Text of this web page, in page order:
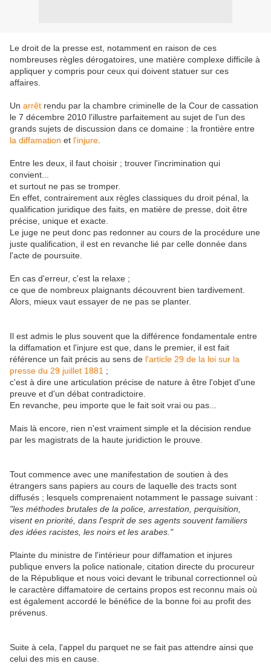
Le droit de la presse est, notamment en raison de ces
nombreuses règles dérogatoires, une matière complexe difficile à
appliquer y compris pour ceux qui doivent statuer sur ces
affaires.
Un arrêt rendu par la chambre criminelle de la Cour de cassation
le 7 décembre 2010 l'illustre parfaitement au sujet de l'un des
grands sujets de discussion dans ce domaine : la frontière entre
la diffamation et l'injure
Entre les deux, il faut choisir ; trouver l'incrimination qui
convient...
et surtout ne pas se tromper.
En effet, contrairement aux règles classiques du droit pénal, la
qualification juridique des faits, en matière de presse, doit être
précise, unique et exacte.
Le juge ne peut donc pas redonner au cours de la procédure une
juste qualification, il est en revanche lié par celle donnée dans
l'acte de poursuite.
En cas d'erreur, c'est la relaxe ;
ce que de nombreux plaignants découvrent bien tardivement.
Alors, mieux vaut essayer de ne pas se planter.
Il est admis le plus souvent que la différence fondamentale entre
la diffamation et l'injure est que, dans le premier, il est fait
référence un fait précis au sens de l'article 29 de la loi sur la
presse du 29 juillet 1881 ;
c'est à dire une articulation précise de nature à être l'objet d'une
preuve et d'un débat contradictoire.
En revanche, peu importe que le fait soit vrai ou pas...
Mais là encore, rien n'est vraiment simple et la décision rendue
par les magistrats de la haute juridiction le prouve.
Tout commence avec une manifestation de soutien à des
étrangers sans papiers au cours de laquelle des tracts sont
diffusés ; lesquels comprenaient notamment le passage suivant :
"les méthodes brutales de la police, arrestation, perquisition,
visent en priorité, dans l'esprit de ses agents souvent familiers
des idées racistes, les noirs et les arabes."
Plainte du ministre de l'intérieur pour diffamation et injures
publique envers la police nationale, citation directe du procureur
de la République et nous voici devant le tribunal correctionnel où
le caractère diffamatoire de certains propos est reconnu mais où
est également accordé le bénéfice de la bonne foi au profit des
prévenus.
Suite à cela, l'appel du parquet ne se fait pas attendre ainsi que
celui des mis en cause.